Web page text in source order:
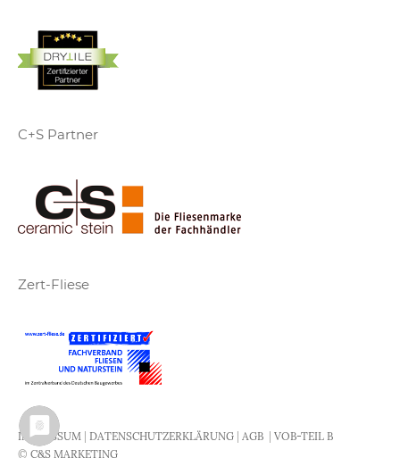
C+S Partner
Zert-Fliese
IMPRESSUM DATENSCHUTZERKLÄRUNG AGB
VOB-TEIL B
© C&S MARKETING